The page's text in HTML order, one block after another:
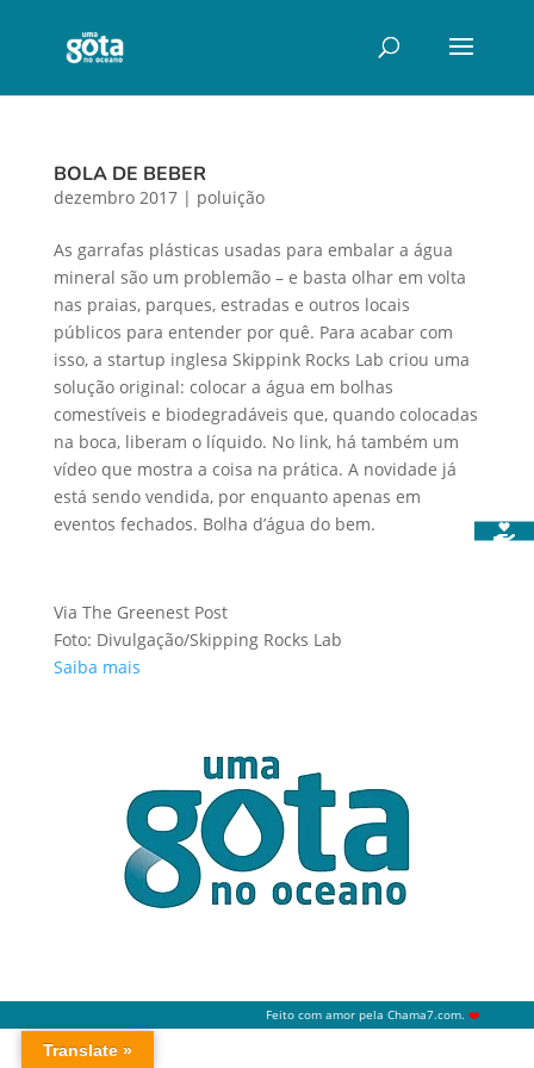
BOLA DE BEBER
dezembro 2017| poluição
As garrafas plásticas usadas para embalar a água
mineral são um problemão – e basta olhar em volta
nas praias, parques, estradas e outros locais
públicos para entender por quê. Para acabar com
isso, a startup inglesa Skippink Rocks Lab criou uma
solução original: colocar a água em bolhas
comestíveis e biodegradáveis que, quando colocadas
na boca, liberam o líquido. No link, há também um
vídeo que mostra a coisa na prática. A novidade já
está sendo vendida, por enquanto apenas em
eventos fechados. Bolha d’água do bem.
Via The Greenest Post
Foto: Divulgação/Skipping Rocks Lab
Saiba mais
Feito com amor pelaChama7.com.❤️